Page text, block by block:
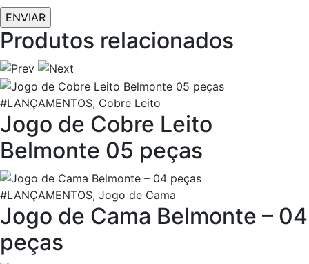
Produtos relacionados
#LANÇAMENTOS, Cobre Leito
Jogo de Cobre Leito
Belmonte 05 peças
#LANÇAMENTOS, Jogo de Cama
Jogo de Cama Belmonte – 04
peças